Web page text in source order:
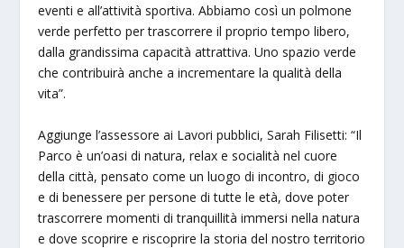
eventi e all’attività sportiva. Abbiamo così un polmone
verde perfetto per trascorrere il proprio tempo libero,
dalla grandissima capacità attrattiva. Uno spazio verde
che contribuirà anche a incrementare la qualità della
vita”.
Aggiunge l’assessore ai Lavori pubblici, Sarah Filisetti: “Il
Parco è un’oasi di natura, relax e socialità nel cuore
della città, pensato come un luogo di incontro, di gioco
e di benessere per persone di tutte le età, dove poter
trascorrere momenti di tranquillità immersi nella natura
e dove scoprire e riscoprire la storia del nostro territorio